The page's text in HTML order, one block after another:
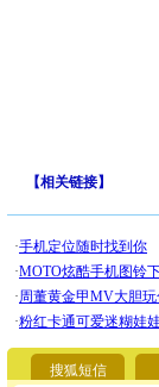
【相关链接】
搜狐短信